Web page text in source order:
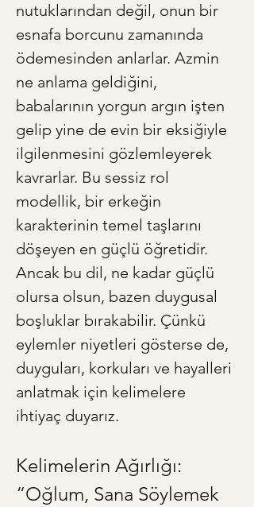
nutuklarından değil, onun bir
esnafa borcunu zamanında
ödemesinden anlarlar. Azmin
ne anlama geldiğini,
babalarının yorgun argın işten
gelip yine de evin bir eksiğiyle
ilgilenmesini gözlemleyerek
kavrarlar. Bu sessiz rol
modellik, bir erkeğin
karakterinin temel taşlarını
döşeyen en güçlü öğretidir.
Ancak bu dil, ne kadar güçlü
olursa olsun, bazen duygusal
boşluklar bırakabilir. Çünkü
eylemler niyetleri gösterse de,
duyguları, korkuları ve hayalleri
anlatmak için kelimelere
ihtiyaç duyarız.
Kelimelerin Ağırlığı:
“Oğlum, Sana Söylemek